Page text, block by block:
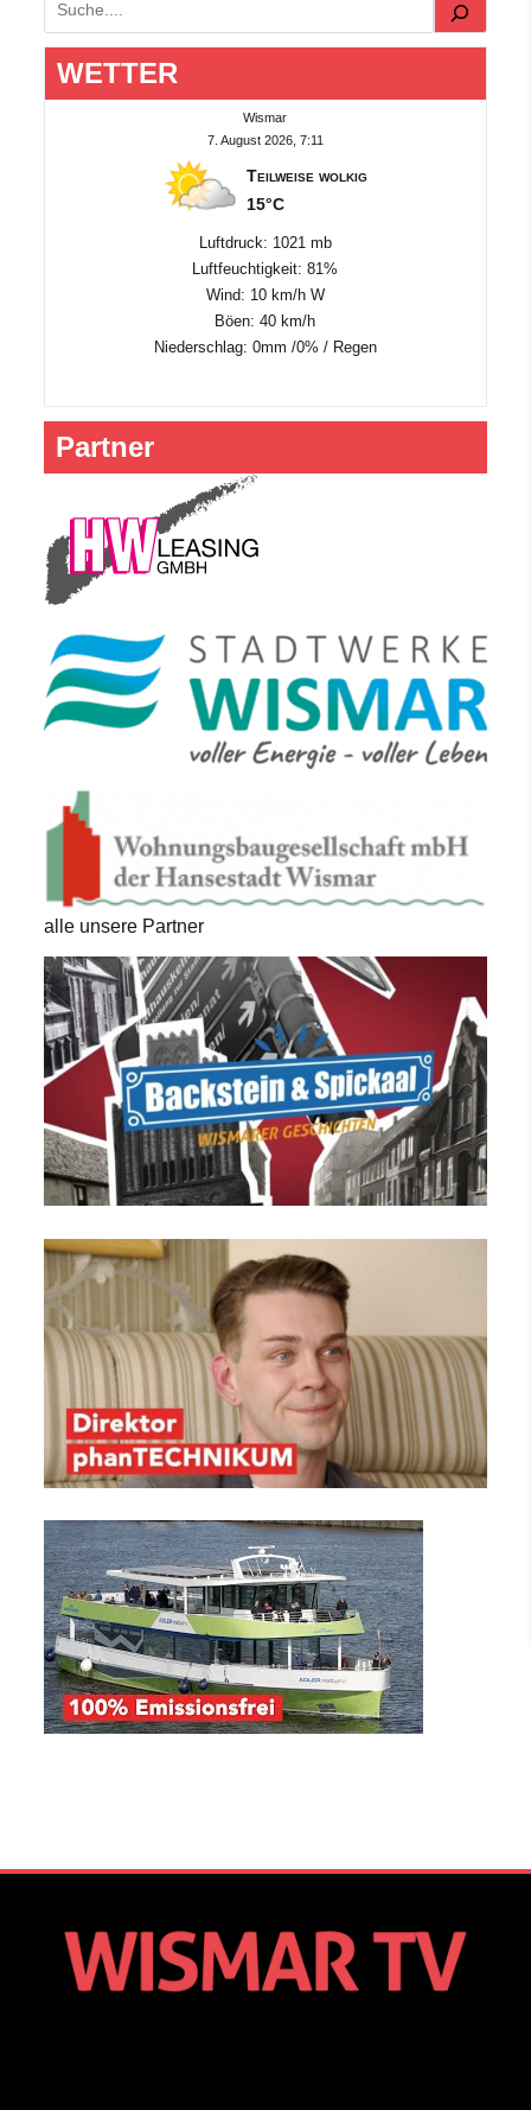
Suchen
WETTER
Wismar
7. August 2026, 7:11
Teilweise wolkig
15°C
Luftdruck: 1021 mb
Luftfeuchtigkeit: 81%
Wind: 10 km/h W
Böen: 40 km/h
Niederschlag: 0mm /0% / Regen
Partner
alle unsere Partner